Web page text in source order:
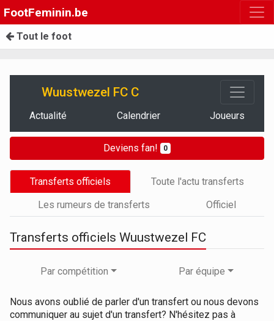
FootFeminin.be
Tout le foot
Wuustwezel FC C
Actualité Calendrier Joueurs
Deviens fan! 0
Transferts officiels
Toute l'actu transferts
Les rumeurs de transferts
Officiel
Transferts officiels Wuustwezel FC
Par compétition Par équipe
Nous avons oublié de parler d'un transfert ou nous devons
communiquer au sujet d'un transfert? N'hésitez pas à